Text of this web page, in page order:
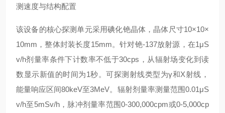
测速度与结构配置
该设备的核心探测单元采用碘化铯晶体，晶体尺寸10×10×
10mm，整体封装长度15mm。针对铯-137放射源，在1μS
v/h剂量率条件下计数率不低于30cps，从辐射场变化到读
数显示新值的时间为1秒。可探测射线类型为γ和X射线，
能量响应区间80keV至3MeV。辐射剂量率测量范围0.01μS
v/h至5mSv/h，脉冲剂量率范围0-300,000cpm或0-5,000cp